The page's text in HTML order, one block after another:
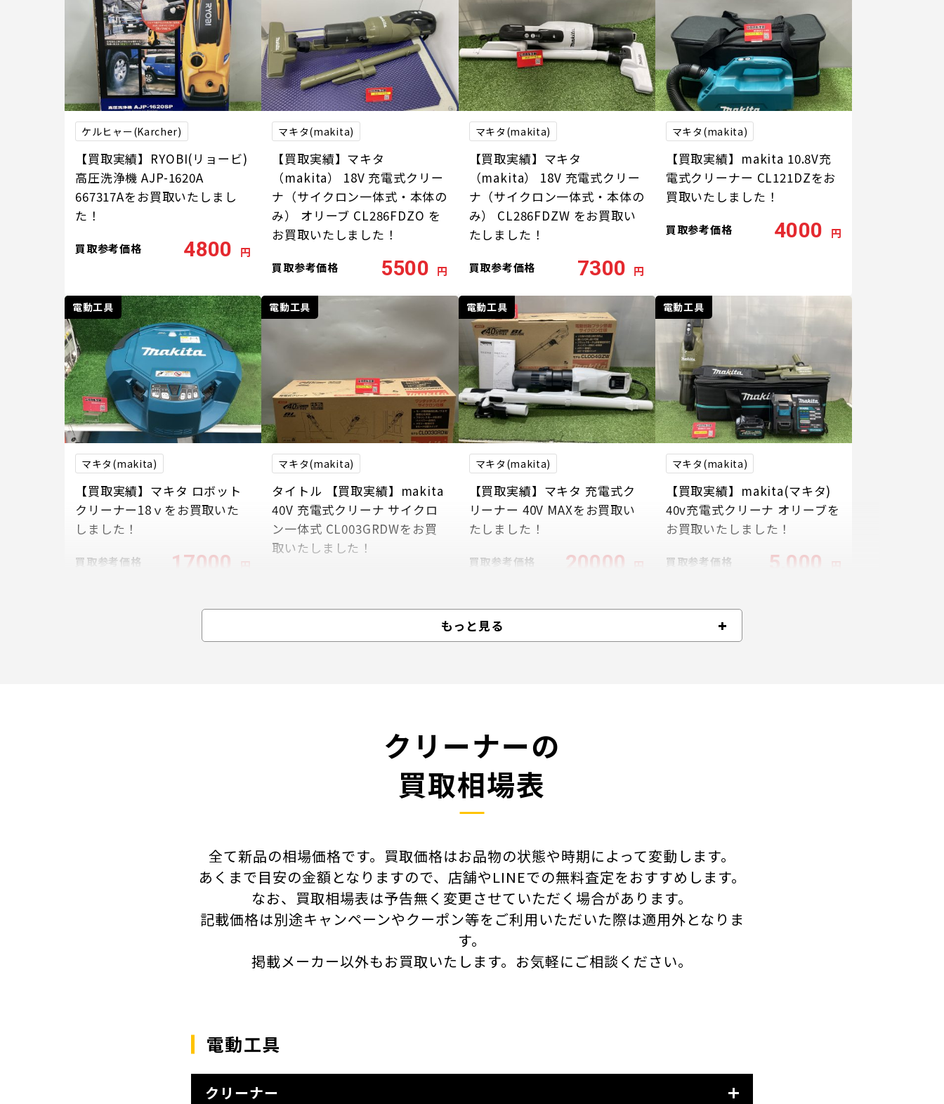
ケルヒャー(Karcher)
【買取実績】RYOBI(リョービ)
高圧洗浄機 AJP-1620A
667317Aをお買取いたしまし
た！
買取参考価格 4800 円
マキタ(makita)
【買取実績】マキタ
（makita） 18V 充電式クリー
ナ（サイクロン一体式・本体の
み） オリーブ CL286FDZO を
お買取いたしました！
買取参考価格 5500 円
マキタ(makita)
【買取実績】マキタ
（makita） 18V 充電式クリー
ナ（サイクロン一体式・本体の
み） CL286FDZW をお買取い
たしました！
買取参考価格 7300 円
マキタ(makita)
【買取実績】makita 10.8V充
電式クリーナー CL121DZをお
買取いたしました！
買取参考価格 4000 円
電動工具
マキタ(makita)
【買取実績】マキタ ロボット
クリーナー18ｖをお買取いた
しました！
買取参考価格 17000 円
電動工具
マキタ(makita)
タイトル 【買取実績】makita
40V 充電式クリーナ サイクロ
ン一体式 CL003GRDWをお買
取いたしました！
電動工具
マキタ(makita)
【買取実績】マキタ 充電式ク
リーナー 40V MAXをお買取い
たしました！
買取参考価格 20000 円
電動工具
マキタ(makita)
【買取実績】makita(マキタ)
40v充電式クリーナ オリーブを
お買取いたしました！
買取参考価格 5,000 円
もっと見る
クリーナーの
買取相場表
全て新品の相場価格です。買取価格はお品物の状態や時期によって変動します。
あくまで目安の金額となりますので、店舗やLINEでの無料査定をおすすめします。
なお、買取相場表は予告無く変更させていただく場合があります。
記載価格は別途キャンペーンやクーポン等をご利用いただいた際は適用外となりま
す。
掲載メーカー以外もお買取いたします。 お気軽にご相談ください。
電動工具
クリーナー